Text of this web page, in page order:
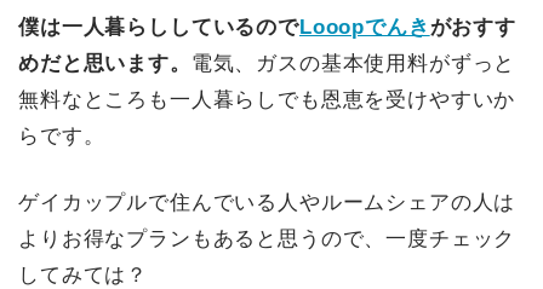
僕は一人暮らししているのでLooopでんき がおすす
めだと思います。 電気、ガスの基本使用料がずっと
無料なところも一人暮らしでも恩恵を受けやすいか
らです。
ゲイカップルで住んでいる人やルームシェアの人は
よりお得なプランもあると思うので、一度チェック
してみては？